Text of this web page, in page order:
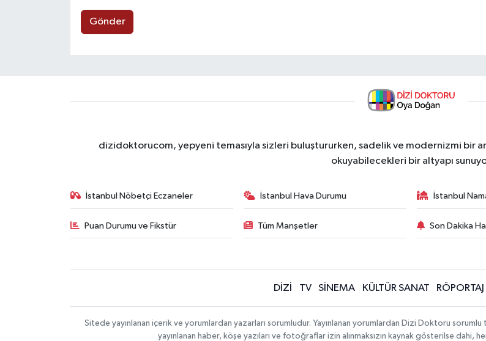
Gönder
dizidoktorucom, yepyeni temasıyla sizleri buluştururken, sadelik ve modernizmi bir
okuyabilecekleri bir altyapı
İstanbul Nöbetçi Eczaneler İstanbul Hava Durumu İstanbul
Puan Durumu ve Fikstür Tüm Manşetler Son Dakika
DİZİ TV SİNEMA KÜLTÜR SANAT RÖPORTAJ
Sitede yayınlanan içerik ve yorumlardan yazarları sorumludur. Yayınlanan yorumlardan Dizi Doktoru
yayınlanan haber, köşe yazıları ve fotoğraflar izin alınmaksızın kaynak gösterilse dahi,